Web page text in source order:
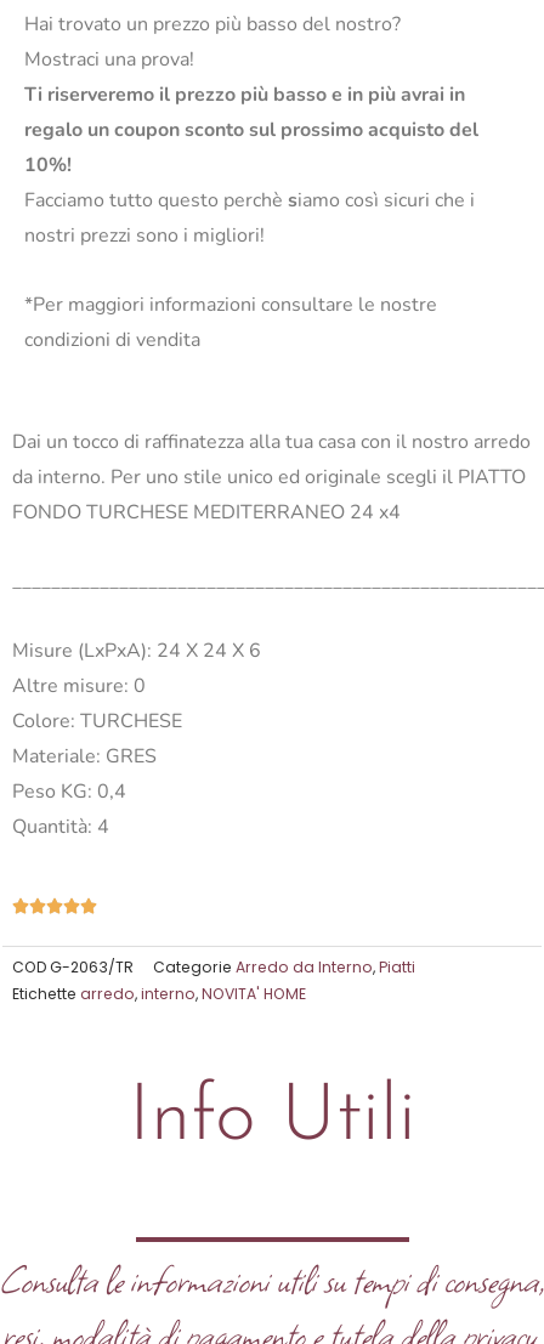
Hai trovato un prezzo più basso del nostro?
Mostraci una prova!
Ti riserveremo il prezzo più basso e in più avrai in
regalo un coupon sconto sul prossimo acquisto del
10%!
Facciamo tutto questo perchè siamo così sicuri che i
nostri prezzi sono i migliori!
*Per maggiori informazioni consultare le nostre
condizioni di vendita
Dai un tocco di raffinatezza alla tua casa con il nostro arredo
da interno. Per uno stile unico ed originale scegli il PIATTO
FONDO TURCHESE MEDITERRANEO 24 x4
Misure (LxPxA): 24 X 24 X 6
Altre misure: 0
Colore: TURCHESE
Materiale: GRES
Peso KG: 0,4
Quantità: 4
Valutazione
su
5
CODG-2063/TR Categorie Arredo da Interno,Piatti
Etichette arredo,interno,NOVITA' HOME
Info Utili
Consulta le informazioni utili su tempi di consegna,